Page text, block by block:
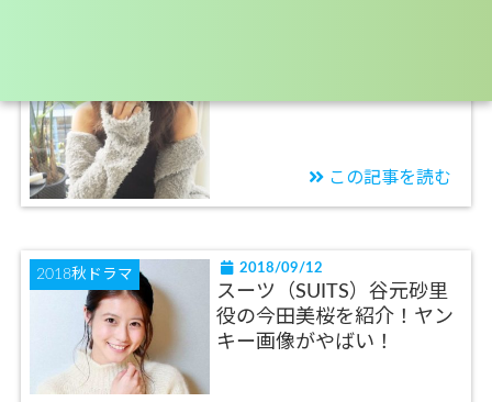
この記事を読む
2018秋ドラマ 2018/09/12
スーツ（SUITS）谷元砂里
役の今田美桜を紹介！ヤン
キー画像がやばい！